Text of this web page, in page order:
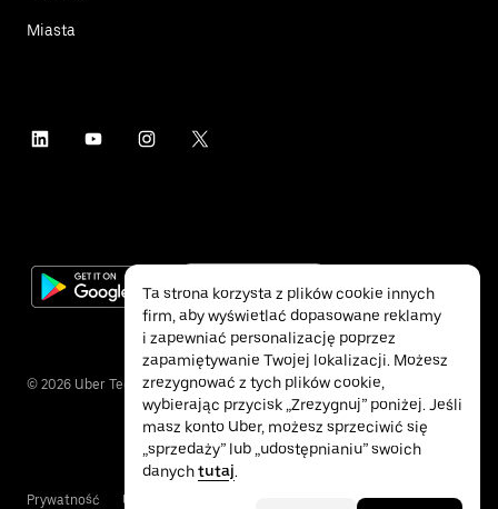
Miasta
© 2026 Uber Technologies Inc.
Prywatność Ułatwienia dostępu
Ta strona korzysta z plików cookie innych
firm, aby wyświetlać dopasowane reklamy
i zapewniać personalizację poprzez
zapamiętywanie Twojej lokalizacji. Możesz
zrezygnować z tych plików cookie,
wybierając przycisk „Zrezygnuj” poniżej. Jeśli
masz konto Uber, możesz sprzeciwić się
„sprzedaży” lub „udostępnianiu” swoich
danychtutaj.